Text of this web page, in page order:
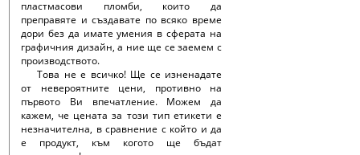
пластмасови пломби, които да
преправяте и създавате по всяко време
дори без да имате умения в сферата на
графичния дизайн, а ние ще се заемем с
производството.
Това не е всичко! Ще се изненадате
от невероятните цени, противно на
първото Ви впечатление. Можем да
кажем, че цената за този тип етикети е
незначителна, в сравнение с който и да
е продукт, към когото ще бъдат